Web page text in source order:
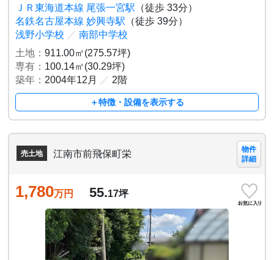
ＪＲ東海道本線 尾張一宮駅 （徒歩 33分）
名鉄名古屋本線 妙興寺駅 （徒歩 39分）
浅野小学校 ／ 南部中学校
土地：911.00㎡(275.57坪)
専有： 100.14㎡(30.29坪)
築年： 2004年12月 ／ 2階
＋特徴・設備を表示する
売土地 江南市前飛保町栄
物件
詳細
1,780万円 55.17坪